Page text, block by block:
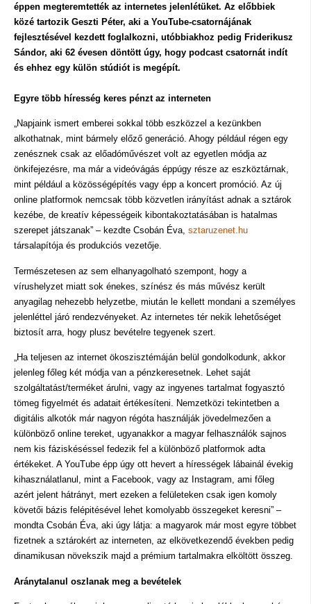
éppen megteremtették az internetes jelenlétüket. Az előbbiek
közé tartozik Geszti Péter, aki a YouTube-csatornájának
fejlesztésével kezdett foglalkozni, utóbbiakhoz pedig Friderikusz
Sándor, aki 62 évesen döntött úgy, hogy podcast csatornát indít
és ehhez egy külön stúdiót is megépít.
Egyre több híresség keres pénzt az interneten
„Napjaink ismert emberei sokkal több eszközzel a kezünkben
alkothatnak, mint bármely előző generáció. Ahogy például régen egy
zenésznek csak az előadóművészet volt az egyetlen módja az
önkifejezésre, ma már a videóvágás éppúgy része az eszköztárnak,
mint például a közösségépítés vagy épp a koncert promóció. Az új
online platformok nemcsak több közvetlen irányítást adnak a sztárok
kezébe, de kreatív képességeik kibontakoztatásában is hatalmas
szerepet játszanak” – kezdte Csobán Éva, sztaruzenet.hu
társalapítója és produkciós vezetője.
Természetesen az sem elhanyagolható szempont, hogy a
vírushelyzet miatt sok énekes, színész és más művész került
anyagilag nehezebb helyzetbe, miután le kellett mondani a személyes
jelenléttel járó rendezvényeket. Az internetes tér nekik lehetőséget
biztosít arra, hogy plusz bevételre tegyenek szert.
„Ha teljesen az internet ökoszisztémáján belül gondolkodunk, akkor
jelenleg főleg két módja van a pénzkeresetnek. Lehet saját
szolgáltatást/terméket árulni, vagy az ingyenes tartalmat fogyasztó
tömeg figyelmét és adatait értékesíteni. Nemzetközi tekintetben a
digitális alkotók már nagyon régóta használják jövedelmezően a
különböző online tereket, ugyanakkor a magyar felhasználók sajnos
nem kis fáziskéséssel fedezik fel a különböző platformok adta
értékeket. A YouTube épp úgy ott hevert a hírességek lábainál évekig
kihasználatlanul, mint a Facebook, vagy az Instagram, ami főleg
azért jelent hátrányt, mert ezeken a felületeken csak igen komoly
követői bázis felépitésével lehet komolyabb összegeket keresni” –
mondta Csobán Éva, aki úgy látja: a magyarok már most egyre többet
fizetnek a sztárokért az interneten, az elkövetkezendő években pedig
dinamikusan növekszik majd a prémium tartalmakra elköltött összeg.
Aránytalanul oszlanak meg a bevételek